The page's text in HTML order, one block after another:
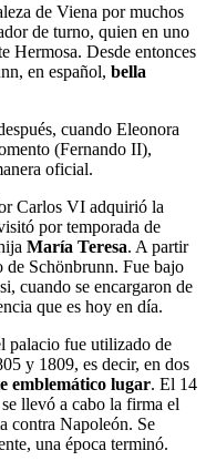
de Viena por muchos
de turno, quien en uno
Hermosa. Desde entonces
en español, bella
cuando Eleonora
(Fernando II),
oficial.
Carlos VI adquirió la
por temporada de
María Teresa. A partir
de Schönbrunn. Fue bajo
cuando se encargaron de
que es hoy en día.
palacio fue utilizado de
y 1809, es decir, en dos
emblemático lugar. El 14
llevó a cabo la firma el
contra Napoleón. Se
una época terminó.